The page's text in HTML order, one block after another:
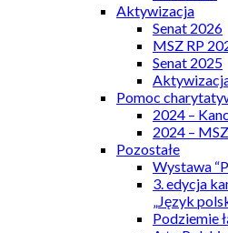
Aktywizacja
Senat 2026
MSZ RP
Senat 2025
Pomoc
2024 –
2024 –
Pozostałe
Wystawa
3. edycja
„Język
Podziemie